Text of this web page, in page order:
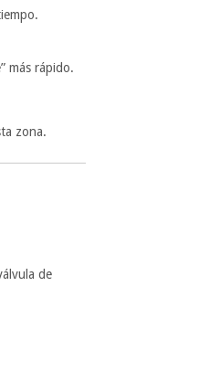
más rápido.
zona.
de